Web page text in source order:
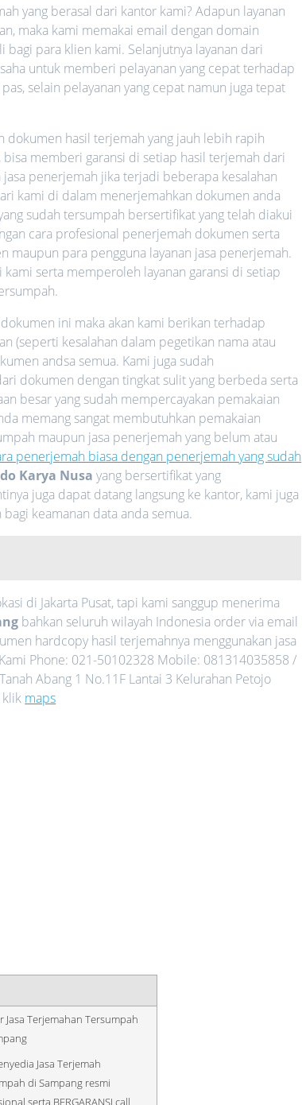
yang berasal dari kantor kami? Adapun layanan
maka kami memakai email dengan domain
para klien kami. Selanjutnya layanan dari
untuk memberi pelayanan yang cepat terhadap
selain pelayanan yang cepat namun juga tepat
dokumen hasil terjemah yang jauh lebih rapih
memberi garansi di setiap hasil terjemah dari
penerjemah jika terjadi beberapa kesalahan
kami di dalam menerjemahkan dokumen anda
sudah tersumpah bersertifikat yang telah diakui
cara profesional penerjemah dokumen serta
para pengguna layanan jasa penerjemah.
serta memperoleh layanan garansi di setiap
ini maka akan kami berikan terhadap
(seperti kesalahan dalam pegetikan nama atau
andsa semua. Kami juga sudah
dokumen dengan tingkat sulit yang berbeda serta
besar yang sudah mempercayakan pemakaian
memang sangat membutuhkan pemakaian
maupun jasa penerjemah yang belum atau
penerjemah biasa dengan penerjemah yang sudah
Karya Nusa yang bersertifikat yang
juga dapat datang langsung ke kantor, kami juga
keamanan data anda semua.
di Jakarta Pusat, tapi kami sanggup menerima
bahkan seluruh wilayah Indonesia order via email
hardcopy hasil terjemahnya menggunakan jasa
Phone: 021-50102328 Mobile: 081314035858 /
Abang 1 No.11F Lantai 3 Kelurahan Petojo
klik maps
Jasa Terjemahan Tersumpah
Jasa Terjemah
di Sampang resmi
serta BERGARANSI call